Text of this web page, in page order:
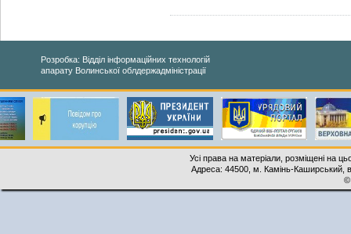
Розробка: Відділ інформаційних технологій
апарату Волинської облдержадміністрації
Усі права на матеріали, розміщені на
Адреса: 44500, м. Камінь-Каширський,
©